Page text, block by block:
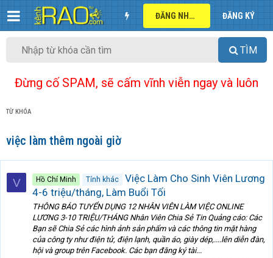
ĐĂNG NHẬP ĐĂNG KÝ
TÌM
Đừng cố SPAM, sẽ cấm vĩnh viễn ngay và luôn
TỪ KHÓA
việc làm thêm ngoài giờ
V Hồ Chí Minh Tỉnh khác
Việc Làm Cho Sinh Viên Lương
4-6 triệu/tháng, Làm Buổi Tối
THÔNG BÁO TUYỂN DỤNG 12 NHÂN VIÊN LÀM VIỆC ONLINE
LƯƠNG 3-10 TRIỆU/THÁNG Nhân Viên Chia Sẻ Tin Quảng cáo: Các
Bạn sẽ Chia Sẻ các hình ảnh sản phẩm và các thông tin mặt hàng
của công ty như điện tử, điện lạnh, quần áo, giày dép,....lên diễn đàn,
hội và group trên Facebook. Các bạn đăng ký tài...